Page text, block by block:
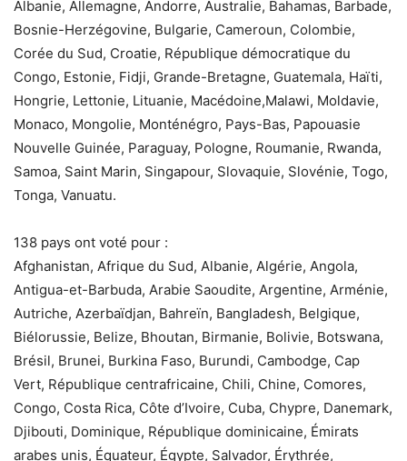
Albanie, Allemagne, Andorre, Australie, Bahamas, Barbade,
Bosnie-Herzégovine, Bulgarie, Cameroun, Colombie,
Corée du Sud, Croatie, République démocratique du
Congo, Estonie, Fidji, Grande-Bretagne, Guatemala, Haïti,
Hongrie, Lettonie, Lituanie, Macédoine,Malawi, Moldavie,
Monaco, Mongolie, Monténégro, Pays-Bas, Papouasie
Nouvelle Guinée, Paraguay, Pologne, Roumanie, Rwanda,
Samoa, Saint Marin, Singapour, Slovaquie, Slovénie, Togo,
Tonga, Vanuatu.
138 pays ont voté pour :
Afghanistan, Afrique du Sud, Albanie, Algérie, Angola,
Antigua-et-Barbuda, Arabie Saoudite, Argentine, Arménie,
Autriche, Azerbaïdjan, Bahreïn, Bangladesh, Belgique,
Biélorussie, Belize, Bhoutan, Birmanie, Bolivie, Botswana,
Brésil, Brunei, Burkina Faso, Burundi, Cambodge, Cap
Vert, République centrafricaine, Chili, Chine, Comores,
Congo, Costa Rica, Côte d’Ivoire, Cuba, Chypre, Danemark,
Djibouti, Dominique, République dominicaine, Émirats
arabes unis, Équateur, Égypte, Salvador, Érythrée,